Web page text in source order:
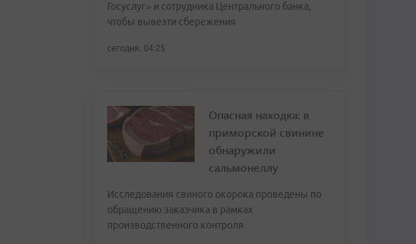
Госуслуг» и сотрудника Центрального банка,
чтобы вывезти сбережения
сегодня, 04:25
Опасная находка: в
приморской свинине
обнаружили
сальмонеллу
Исследования свиного окорока проведены по
обращению заказчика в рамках
производственного контроля